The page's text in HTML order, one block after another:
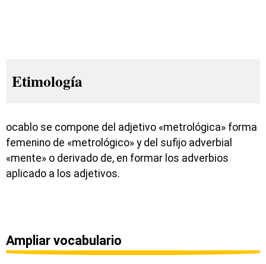
Etimología
ocablo se compone del adjetivo «metrológica» forma
femenino de «metrológico» y del sufijo adverbial
«mente» o derivado de, en formar los adverbios
aplicado a los adjetivos.
Ampliar vocabulario